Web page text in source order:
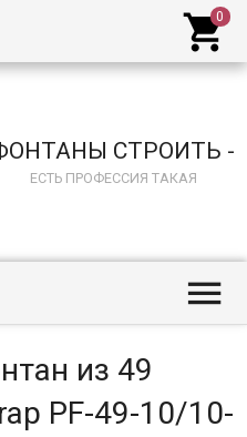

СТРОИТЬ -
ЕСТЬ ПРОФЕССИЯ ТАКАЯ

из 49
PF-49-10/10-